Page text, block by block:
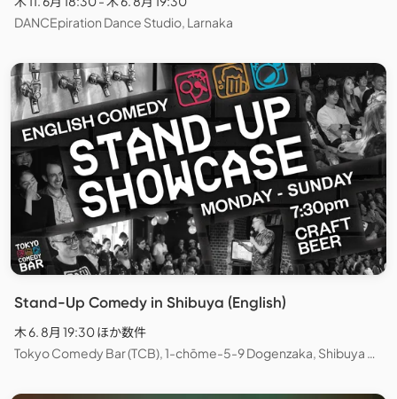
DANCEpiration Dance Studio, Larnaka
Stand-Up Comedy in Shibuya (English)
木 6. 8月 19:30 ほか数件